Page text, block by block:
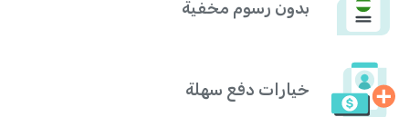
بدون رسوم مخفية
خيارات دفع سهلة